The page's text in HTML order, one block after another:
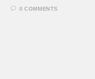
0 COMMENTS